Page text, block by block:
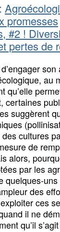
promesses
#2 !
pertes de
au
qu’elle
certaines
suggèrent
cultures
de
alors,
par les
quelques-
des
ces
il ne
qu’il